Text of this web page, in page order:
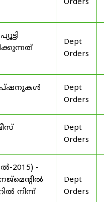
Orders
Dept
Orders
Dept
Orders
Dept
Orders
-
നിന്ന്
Dept
Orders